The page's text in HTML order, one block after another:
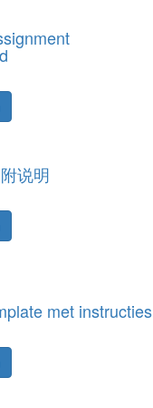
说明
met instructies